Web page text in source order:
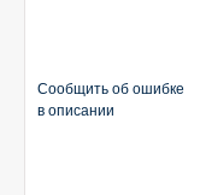
Сообщить об ошибке
в описании